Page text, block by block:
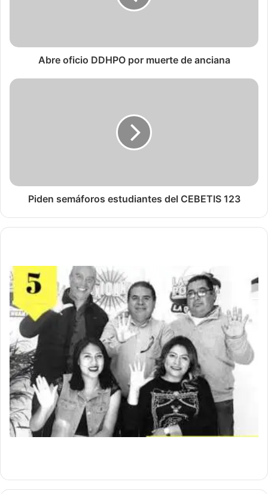
Abre oficio DDHPO por muerte de anciana
Piden semáforos estudiantes del CEBETIS 123